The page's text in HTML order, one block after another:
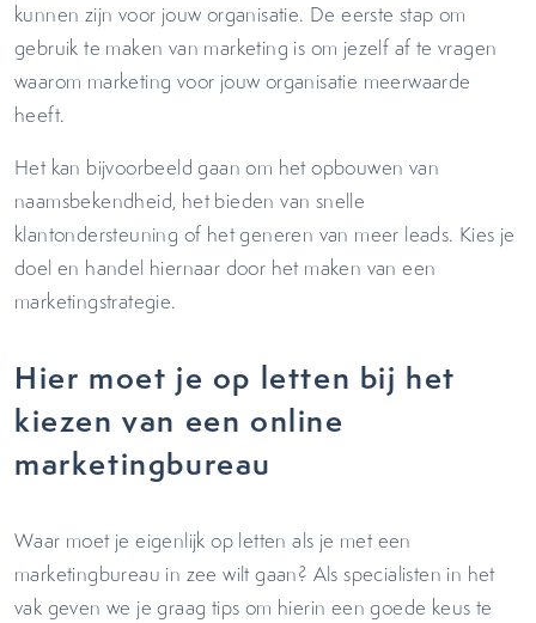
kunnen zijn voor jouw organisatie. De eerste stap om
gebruik te maken van marketing is om jezelf af te vragen
waarom marketing voor jouw organisatie meerwaarde
heeft.
Het kan bijvoorbeeld gaan om het opbouwen van
naamsbekendheid, het bieden van snelle
klantondersteuning of het generen van meer leads. Kies je
doel en handel hiernaar door het maken van een
marketingstrategie.
Hier moet je op letten bij het
kiezen van een online
marketingbureau
Waar moet je eigenlijk op letten als je met een
marketingbureau in zee wilt gaan? Als specialisten in het
vak geven we je graag tips om hierin een goede keus te